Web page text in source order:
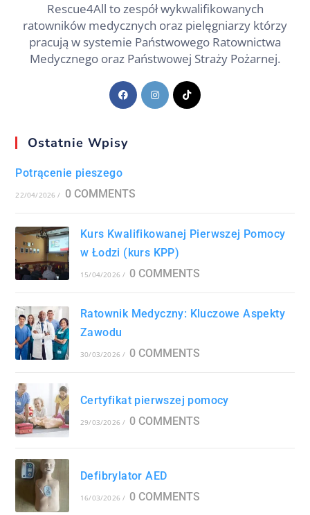
Rescue4All to zespół wykwalifikowanych
ratowników medycznych oraz pielęgniarzy którzy
pracują w systemie Państwowego Ratownictwa
Medycznego oraz Państwowej Straży Pożarnej.
Ostatnie Wpisy
Potrącenie pieszego
22/04/2026 / 0 COMMENTS
Kurs Kwalifikowanej Pierwszej Pomocy
w Łodzi (kurs KPP)
15/04/2026 / 0 COMMENTS
Ratownik Medyczny: Kluczowe Aspekty
Zawodu
30/03/2026 / 0 COMMENTS
Certyfikat pierwszej pomocy
29/03/2026 / 0 COMMENTS
Defibrylator AED
16/03/2026 / 0 COMMENTS